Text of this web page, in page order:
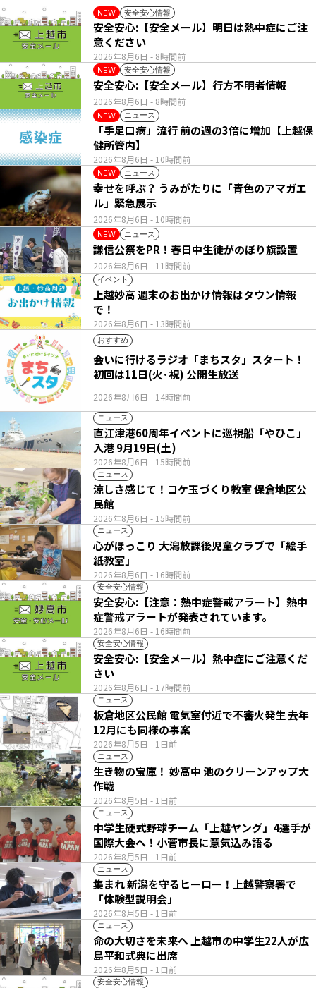
NEW 安全安心情報
2026年8月6日 - 8時間前
安全安心:【安全メール】明日は熱中症にご注
意ください
NEW 安全安心情報
2026年8月6日 - 8時間前
安全安心:【安全メール】行方不明者情報
NEW ニュース
2026年8月6日 - 10時間前
「手足口病」流行 前の週の3倍に増加【上越保
健所管内】
NEW ニュース
2026年8月6日 - 10時間前
幸せを呼ぶ？ うみがたりに「青色のアマガエ
ル」緊急展示
NEW ニュース
2026年8月6日 - 11時間前
謙信公祭をPR！春日中生徒がのぼり旗設置
イベント
2026年8月6日 - 13時間前
上越妙高 週末のお出かけ情報はタウン情報
で！
おすすめ
2026年8月6日 - 14時間前
会いに行けるラジオ「まちスタ」スタート！
初回は11日(火･祝) 公開生放送
ニュース
2026年8月6日 - 15時間前
直江津港60周年イベントに巡視船「やひこ」
入港 9月19日(土)
ニュース
2026年8月6日 - 15時間前
涼しさ感じて！コケ玉づくり教室 保倉地区公
民館
ニュース
2026年8月6日 - 16時間前
心がほっこり 大潟放課後児童クラブで「絵手
紙教室」
安全安心情報
2026年8月6日 - 16時間前
安全安心:【注意：熱中症警戒アラート】熱中
症警戒アラートが発表されています。
安全安心情報
2026年8月6日 - 17時間前
安全安心:【安全メール】熱中症にご注意くだ
さい
ニュース
2026年8月5日 - 1日前
板倉地区公民館 電気室付近で不審火発生 去年
12月にも同様の事案
ニュース
2026年8月5日 - 1日前
生き物の宝庫！ 妙高中 池のクリーンアップ大
作戦
ニュース
2026年8月5日 - 1日前
中学生硬式野球チーム「上越ヤング」4選手が
国際大会へ！小菅市長に意気込み語る
ニュース
2026年8月5日 - 1日前
集まれ 新潟を守るヒーロー！上越警察署で
「体験型説明会」
ニュース
2026年8月5日 - 1日前
命の大切さを未来へ 上越市の中学生22人が広
島平和式典に出席
安全安心情報